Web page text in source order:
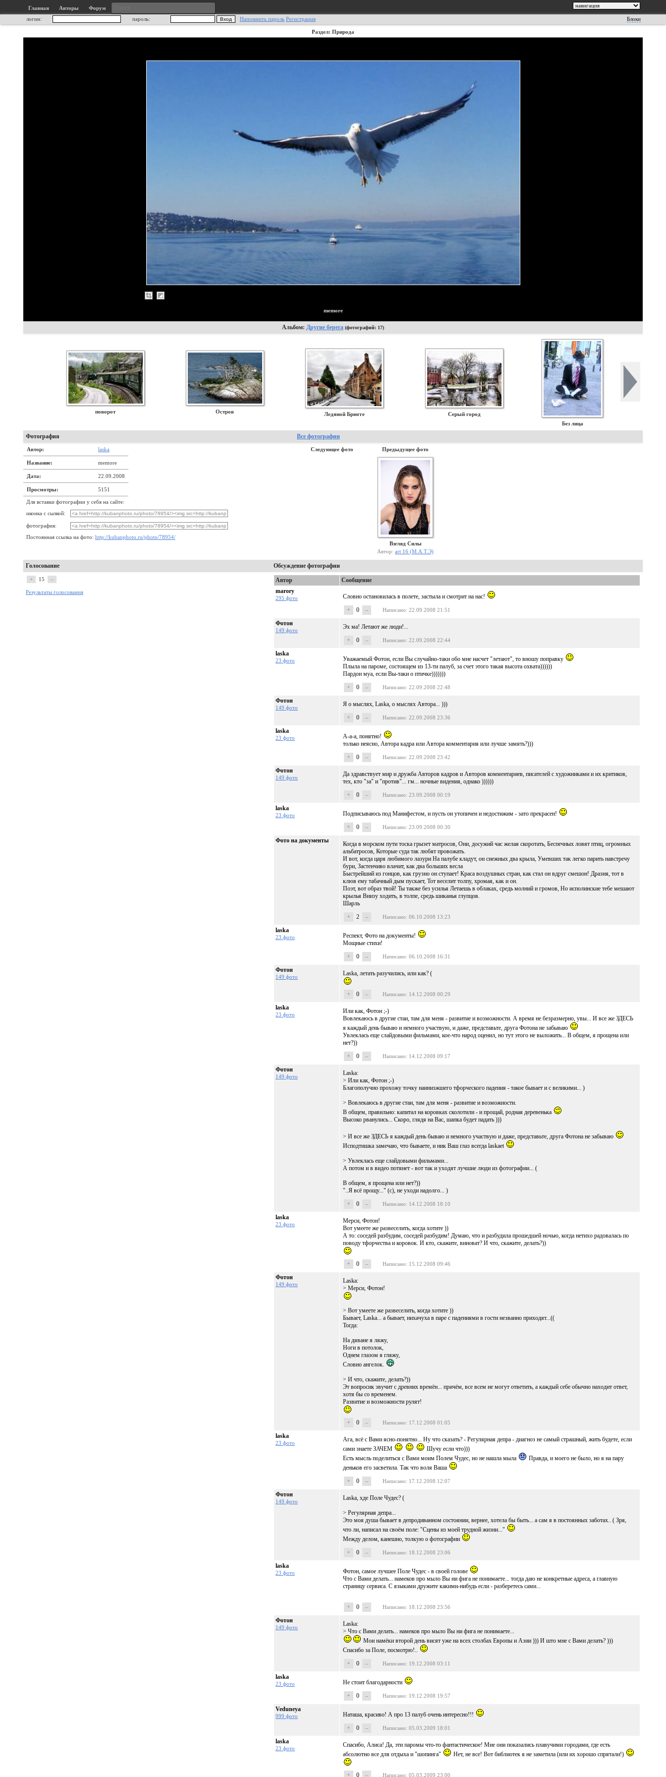
Главная Авторы
Форум
логин:
пароль: Напомнить пароль Регистрация Блоки
Раздел: Природа
memore
Альбом: Другие берега (фотографий: 17)
поворот Остров Ледяной Брюгге
Серый город
Без лица
Фотография Все фотографии
Автор: laska
Название: memore
Дата: 22.09.2008
Просмотры: 5151
Для вставки фотографии у себя на сайте:
иконка с сылкой:
фотография:
Постоянная ссылка на фото: http://kubanphoto.ru/photo/78954/
Следующее фото Предыдущее фото
Взгляд Силы
Автор: art 16 (М.А.Т.Э)
Голосование Обсуждение фотографии
+ 15 –
Результаты голосования
Автор
Сообщение
marory
295 фото
Словно остановилась в полете, застыла и смотрит на нас!
+
0 – Написано: 22.09.2008 21:51
Фотон
149 фото
Эх ма! Летают же люди!...
+
0 – Написано: 22.09.2008 22:44
laska
23 фото
Уважаемый Фотон, если Вы случайно-таки обо мне насчет "летают", то вношу поправку
Плыла на пароме, состоящем из 13-ти палуб, за счет этого такая высота охвата))))))
Пардон муа, если Вы-таки о птичке)))))))
+
0 – Написано: 22.09.2008 22:48
Фотон
149 фото
Я о мыслях, Laska, о мыслях Автора... )))
+
0 – Написано: 22.09.2008 23:36
laska
23 фото
А-а-а, понятно!
только неясно, Автора кадра или Автора комментария или лучше замять?)))
+
0 – Написано: 22.09.2008 23:42
Фотон
149 фото
Да здравствует мир и дружба Авторов кадров и Авторов комментариев, писателей с художниками и их критиков,
тех, кто "за" и "против"... гм... ночные видения, однако ))))))
+
0 – Написано: 23.09.2008 00:19
laska
23 фото
Подписываюсь под Манифестом, и пусть он утопичен и недостижим - зато прекрасен!
+
0 – Написано: 23.09.2008 00:30
Фото на документы
Когда в морском пути тоска грызет матросов, Они, досужий час желая скоротать, Беспечных ловят птиц, огромных
альбатросов, Которые суда так любят провожать.
И вот, когда царя любимого лазури На палубе кладут, он снежных два крыла, Умевших так легко парить навстречу
бури, Застенчиво влачит, как два больших весла
Быстрейший из гонцов, как грузно он ступает! Краса воздушных стран, как стал он вдруг смешон! Дразня, тот в
клюв ему табачный дым пускает, Тот веселит толпу, хромая, как и он.
Поэт, вот образ твой! Ты также без усилья Летаешь в облаках, средь молний и громов, Но исполинские тебе мешают
крылья Внизу ходить, в толпе, средь шиканья глупцов.
Шарль
+
2 – Написано: 06.10.2008 13:23
laska
23 фото
Респект, Фото на документы!
Мощные стихи!
+
0 – Написано: 06.10.2008 16:31
Фотон
149 фото Laska, летать разучились, или как? (
+ 0 – Написано: 14.12.2008 00:29
laska
23 фото
Или как, Фотон ;-)
Вовлекаюсь в другие стаи, там для меня - развитие и возможности. А время не безразмерно, увы... И все же ЗДЕСЬ
я каждый день бываю и немного участвую, и даже, представьте, друга Фотона не забываю
Увлеклась еще слайдовыми фильмами, кое-что народ оценил, но тут этого не выложить... В общем, я прощена или
нет?))
+
0 – Написано: 14.12.2008 09:17
Фотон
149 фото
Laska:
> Или как, Фотон ;-)
Благополучно прохожу точку наинизжшего тфорческого падения - такое бывает и с великими... )
> Вовлекаюсь в другие стаи, там для меня - развитие и возможности.
В общем, правильно: капитал на коровках сколотили - и прощай, родная деревенька
Высоко рванулись... Скоро, глядя на Вас, шапка будет падать )))
> И все же ЗДЕСЬ я каждый день бываю и немного участвую и даже, представьте, друга Фотона не забываю
Исподтишка замечаю, что бываете, и ник Ваш глаз всегда laskaet
> Увлеклась еще слайдовыми фильмами...
А потом и в видео потянет - вот так и уходят лучшие люди из фотографии... (
В общем, я прощена или нет?))
"..Я всё прощу..." (с), не уходи надолго... )
+
0 – Написано: 14.12.2008 18:10
laska
23 фото
Мерси, Фотон!
Вот умеете же развеселить, когда хотите ))
А то: соседей разбудим, соседей разбудим! Думаю, что и разбудила прошедшей ночью, когда нетихо радовалась по
поводу тфорчества и коровок. И кто, скажите, виноват? И что, скажите, делать?))
+ 0 – Написано: 15.12.2008 09:46
Фотон
149 фото
Laska:
> Мерси, Фотон!
> Вот умеете же развеселить, когда хотите ))
Бывает, Laska... а бывает, нихачуха в паре с падениями в гости незванно приходят...((
Тогда:
На дяване я ляжу,
Ноги в потолок,
Однем глазом я гляжу,
Словно ангелок.
> И что, скажите, делать?))
Эт вопросик звучит с древних времён... причём, все всем не могут ответить, а каждый себе обычно находит ответ,
хотя бы со временем.
Развитие и возможности рулят!
+ 0 – Написано: 17.12.2008 01:05
laska
23 фото
Ага, всё с Вами ясно-понятно... Ну что сказать? - Регулярная депра - диагноз не самый страшный, жить будете, если
сами знаете ЗАЧЕМ
Шучу если что)))
Есть мысль поделиться с Вами моим Полем Чудес, но не нашла мыла
Правда, и моего не было, но я на пару
деньков его засветила. Так что воля Ваша
+
0 – Написано: 17.12.2008 12:07
Фотон
149 фото Laska, хде Поле Чудес? (
> Регулярная депра...
Это моя душа бывает в депродиванном состоянии, вернее, хотела бы быть... а сам я в постоянных заботах.. ( Зря,
что ли, написал на своём поле: "Сцены из моей трудной жизни..."
Между делом, канешно, толкую о фотографии
+
0 – Написано: 18.12.2008 23:06
laska
23 фото
Фотон, самое лучшее Поле Чудес - в своей голове
Что с Вами делать... намеков про мыло Вы ни фига не понимаете... тогда даю не конкретные адреса, а главную
страницу сервиса. С языками дружите какими-нибудь если - разберетесь сами...
+ 0 – Написано: 18.12.2008 23:56
Фотон
149 фото
Laska:
> Что с Вами делать... намеков про мыло Вы ни фига не понимаете...
Мои намёки второй день висят уже на всех столбах Европы и Азии ))) И што мне с Вами делать? )))
Спасибо за Поле, посмотрю!..
+
0 – Написано: 19.12.2008 03:11
laska
23 фото
Не стоит благодарности
+
0 – Написано: 19.12.2008 19:57
Veduneya
999 фото
Наташа, красиво! А про 13 палуб очень интересно!!!
+
0 – Написано: 05.03.2009 18:01
laska
23 фото
Спасибо, Алиса! Да, эти паромы что-то фантастическое! Мне они показались плавучими городами, где есть
абсолютно все для отдыха и "шопинга"
Нет, не все! Вот библиотек я не заметила (или их хорошо спрятали!)
+ 0 – Написано: 05.03.2009 23:00